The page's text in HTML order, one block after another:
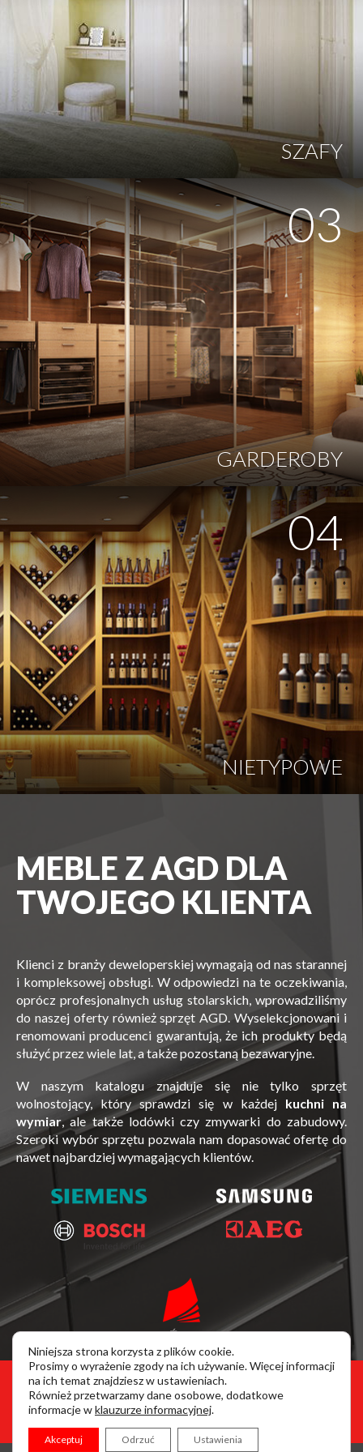
SZAFY
03
GARDEROBY
04
NIETYPOWE
MEBLE Z AGD DLA
TWOJEGO KLIENTA
Klienci z branży deweloperskiej wymagają od nas starannej
i kompleksowej obsługi. W odpowiedzi na te oczekiwania,
oprócz profesjonalnych usług stolarskich, wprowadziliśmy
do naszej oferty również sprzęt AGD. Wyselekcjonowani i
renomowani producenci gwarantują, że ich produkty będą
służyć przez wiele lat, a także pozostaną bezawaryjne.
W naszym katalogu znajduje się nie tylko sprzęt
wolnostojący, który sprawdzi się w każdej kuchni na
wymiar, ale także lodówki czy zmywarki do zabudowy.
Szeroki wybór sprzętu pozwala nam dopasować ofertę do
nawet najbardziej wymagających klientów.
SPRAWDŹ PRODUKTY
U nas zakupisz meble na raty
Niniejsza strona korzysta z plików cookie.
Prosimy o wyrażenie zgody na ich używanie. Więcej informacji
na ich temat znajdziesz w ustawieniach.
Również przetwarzamy dane osobowe, dodatkowe
informacje wklauzurze informacyjnej.
Akceptuj Odrzuć Ustawienia